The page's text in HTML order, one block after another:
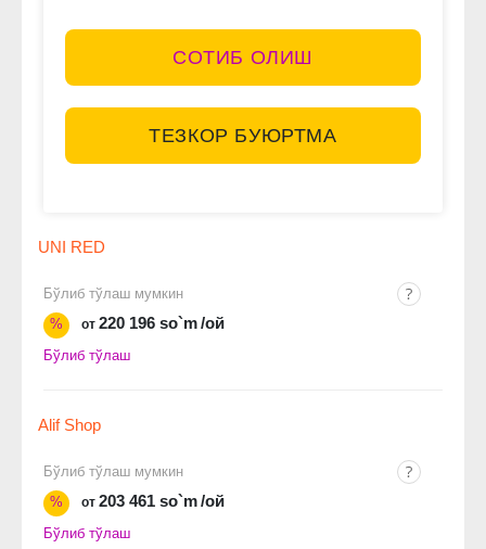
СОТИБ ОЛИШ
ТЕЗКОР БУЮРТМА
UNI RED
Бўлиб тўлаш мумкин
%
от 220 196 so`m/ой
Бўлиб тўлаш
Alif Shop
Бўлиб тўлаш мумкин
%
от 203 461 so`m/ой
Бўлиб тўлаш